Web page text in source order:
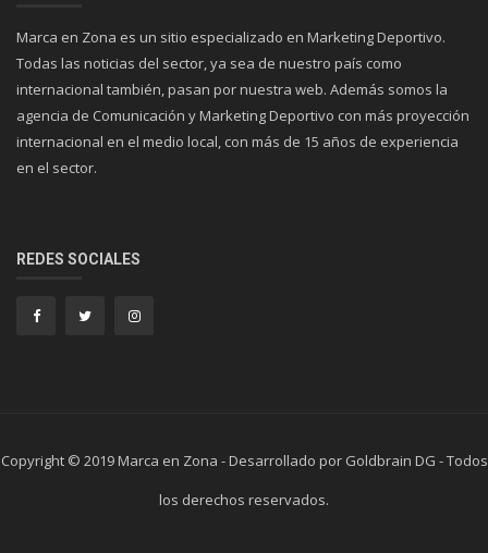
Marca en Zona es un sitio especializado en Marketing Deportivo.
Todas las noticias del sector, ya sea de nuestro país como
internacional también, pasan por nuestra web. Además somos la
agencia de Comunicación y Marketing Deportivo con más proyección
internacional en el medio local, con más de 15 años de experiencia
en el sector.
REDES SOCIALES
Copyright © 2019 Marca en Zona - Desarrollado por Goldbrain DG - Todos
los derechos reservados.